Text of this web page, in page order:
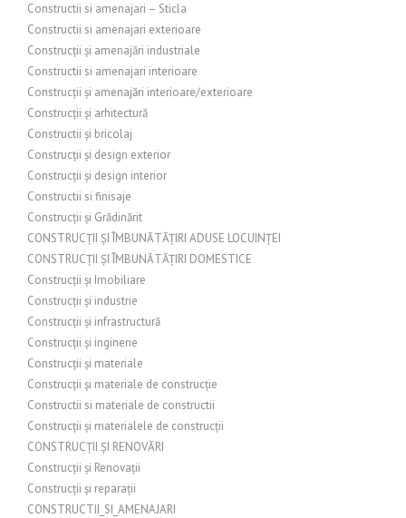
Constructii si amenajari – Sticla
Constructii si amenajari exterioare
Construcții și amenajări industriale
Constructii si amenajari interioare
Construcții și amenajări interioare/exterioare
Construcții și arhitectură
Constructii și bricolaj
Construcții și design exterior
Construcții și design interior
Constructii si finisaje
Construcții și Grădinărit
CONSTRUCȚII ȘI ÎMBUNĂTĂȚIRI ADUSE LOCUINȚEI
CONSTRUCȚII ȘI ÎMBUNĂTĂȚIRI DOMESTICE
Construcții și Imobiliare
Construcții și industrie
Construcții și infrastructură
Construcții și inginerie
Construcții și materiale
Construcții și materiale de construcție
Constructii si materiale de constructii
Construcții și materialele de construcții
CONSTRUCȚII ȘI RENOVĂRI
Construcții și Renovații
Construcții și reparații
CONSTRUCTII_SI_AMENAJARI